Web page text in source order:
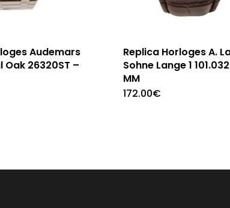
Audemars
Oak 26320ST –
Replica Horloges A.
Sohne Lange 1
MM
172.00€